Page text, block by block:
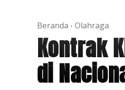
Beranda Olahraga
Kontrak
di